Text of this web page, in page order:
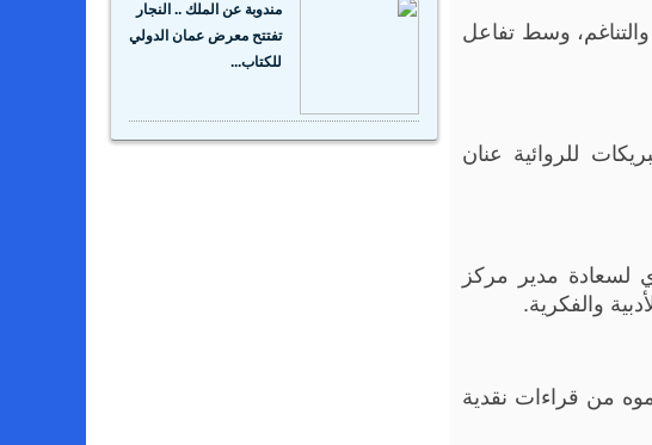
وسط تفاعل
للروائية عنان
لسعادة مدير مركز
والفكرية.
من قراءات نقدية
مندوبة عن الملك .. النجار
تفتتح معرض عمان الدولي
للكتاب...